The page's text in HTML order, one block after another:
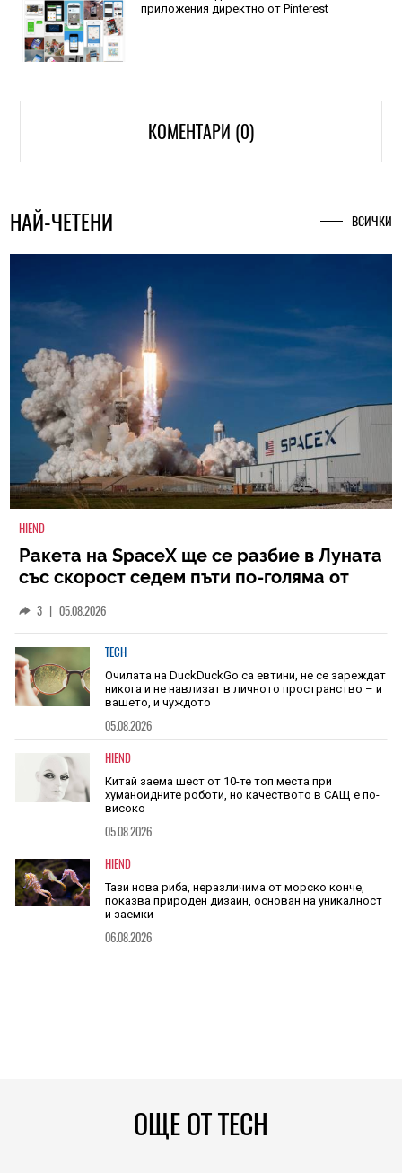
приложения директно от Pinterest
КОМЕНТАРИ (0)
НАЙ-ЧЕТЕНИ ВСИЧКИ
HIEND
Ракета на SpaceX ще се разбие в Луната
със скорост седем пъти по-голяма от
3 | 05.08.2026
TECH
Очилата на DuckDuckGo са евтини, не се зареждат
никога и не навлизат в личното пространство – и
вашето, и чуждото
05.08.2026
HIEND
Китай заема шест от 10-те топ места при
хуманоидните роботи, но качеството в САЩ е по-
високо
05.08.2026
HIEND
Тази нова риба, неразличима от морско конче,
показва природен дизайн, основан на уникалност
и заемки
06.08.2026
ОЩЕ ОТ TECH